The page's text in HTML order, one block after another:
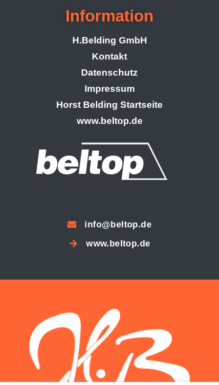
Information
H.Belding GmbH
Kontakt
Datenschutz
Impressum
Horst Belding Startseite
www.beltop.de
info@beltop.de
www.beltop.de